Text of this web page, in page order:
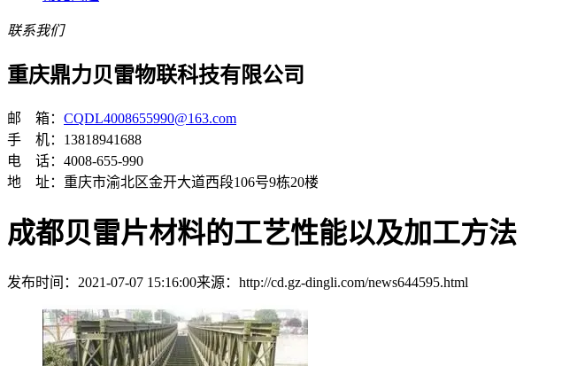
联系我们
重庆鼎力贝雷物联科技有限公司
邮 箱： CQDL4008655990@163.com
手 机：13818941688
电 话：4008-655-990
地 址：重庆市渝北区金开大道西段106号9栋20楼
成都贝雷片材料的工艺性能以及加工方法
发布时间：2021-07-07 15:16:00来源：http://cd.gz-dingli.com/news644595.html